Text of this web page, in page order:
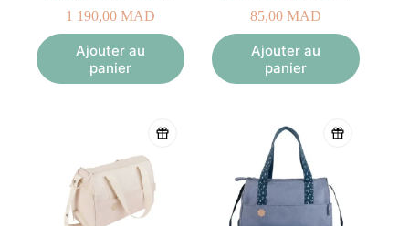
1 190,00 MAD
Ajouter au
panier
85,00 MAD
Ajouter au
panier